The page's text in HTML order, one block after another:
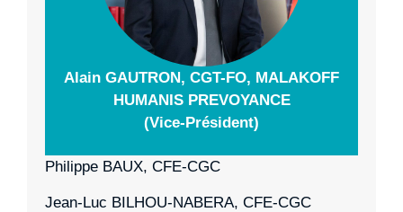
Alain GAUTRON, CGT-FO, MALAKOFF
HUMANIS PREVOYANCE
(Vice-Président)
Philippe BAUX, CFE-CGC
Jean-Luc BILHOU-NABERA, CFE-CGC